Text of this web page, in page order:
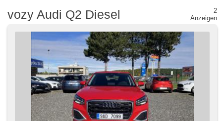
vozy Audi Q2 Diesel
2
Anzeigen